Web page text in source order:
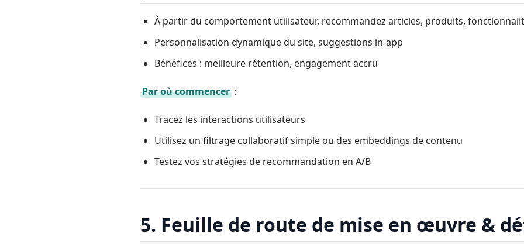
À partir du comportement utilisateur, recommandez articles, produits,
Personnalisation dynamique du site, suggestions in-app
Bénéfices : meilleure rétention, engagement accru
Par où commencer :
Tracez les interactions utilisateurs
Utilisez un filtrage collaboratif simple ou des embeddings de contenu
Testez vos stratégies de recommandation en A/B
5. Feuille de route de mise en œuvre &